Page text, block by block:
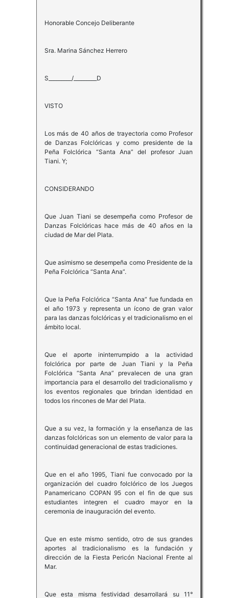
Honorable Concejo Deliberante
Sra. Marina Sánchez Herrero
S_________/_________D
VISTO
Los más de 40 años de trayectoria como Profesor
de Danzas Folclóricas y como presidente de la
Peña Folclórica “Santa Ana” del profesor Juan
Tiani. Y;
CONSIDERANDO
Que Juan Tiani se desempeña como Profesor de
Danzas Folclóricas hace más de 40 años en la
ciudad de Mar del Plata.
Que asimismo se desempeña como Presidente de la
Peña Folclórica “Santa Ana”.
Que la Peña Folclórica “Santa Ana” fue fundada en
el año 1973 y representa un ícono de gran valor
para las danzas folclóricas y el tradicionalismo en el
ámbito local.
Que el aporte ininterrumpido a la actividad
folclórica por parte de Juan Tiani y la Peña
Folclórica “Santa Ana” prevalecen de una gran
importancia para el desarrollo del tradicionalismo y
los eventos regionales que brindan identidad en
todos los rincones de Mar del Plata.
Que a su vez, la formación y la enseñanza de las
danzas folclóricas son un elemento de valor para la
continuidad generacional de estas tradiciones.
Que en el año 1995, Tiani fue convocado por la
organización del cuadro folclórico de los Juegos
Panamericano COPAN 95 con el fin de que sus
estudiantes integren el cuadro mayor en la
ceremonia de inauguración del evento.
Que en este mismo sentido, otro de sus grandes
aportes al tradicionalismo es la fundación y
dirección de la Fiesta Pericón Nacional Frente al
Mar.
Que esta misma festividad desarrollará su 11°